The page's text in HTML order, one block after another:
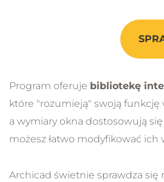
Program oferuje bibliotekę
które "rozumieją" swoją funkcję
a wymiary okna dostosowują
możesz łatwo modyfikować ich
Archicad świetnie sprawdza się